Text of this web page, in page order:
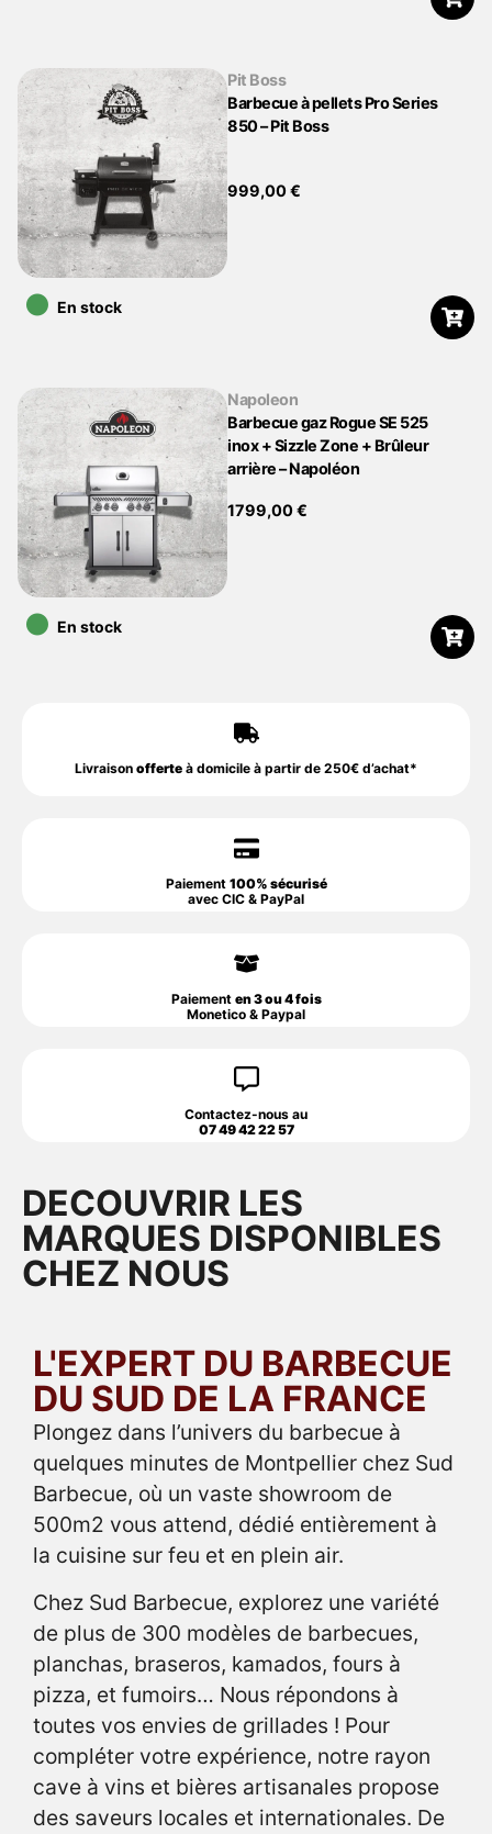
Pit Boss
Barbecue à pellets Pro Series
850 – Pit Boss
999,00€
•En stock
Napoleon
Barbecue gaz Rogue SE 525
inox + Sizzle Zone + Brûleur
arrière – Napoléon
1799,00€
•En stock
Livraison offerte à domicile à partir de 250€ d’achat*
Paiement 100% sécurisé
avec CIC & PayPal
Paiement en 3 ou 4 fois
Monetico & Paypal
Contactez-nous au
07 49 42 22 57
DECOUVRIR LES
MARQUES DISPONIBLES
CHEZ NOUS
L'EXPERT DU BARBECUE
DU SUD DE LA FRANCE
Plongez dans l’univers du barbecue à
quelques minutes de Montpellier chez Sud
Barbecue, où un vaste showroom de
500m2 vous attend, dédié entièrement à
la cuisine sur feu et en plein air.
Chez Sud Barbecue, explorez une variété
de plus de 300 modèles de barbecues,
planchas, braseros, kamados, fours à
pizza, et fumoirs… Nous répondons à
toutes vos envies de grillades ! Pour
compléter votre expérience, notre rayon
cave à vins et bières artisanales propose
des saveurs locales et internationales. De